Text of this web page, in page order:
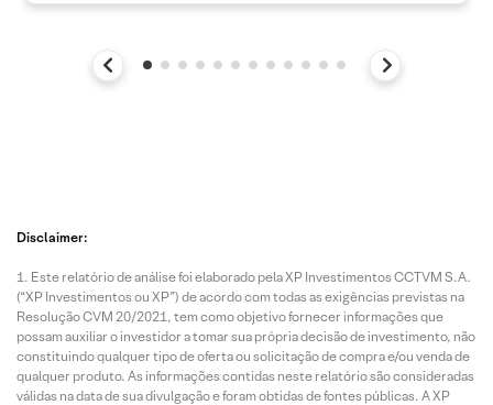
Disclaimer:
Este relatório de análise foi elaborado pela XP Investimentos CCTVM S.A.
(“XP Investimentos ou XP”) de acordo com todas as exigências previstas na
Resolução CVM 20/2021, tem como objetivo fornecer informações que
possam auxiliar o investidor a tomar sua própria decisão de investimento, não
constituindo qualquer tipo de oferta ou solicitação de compra e/ou venda de
qualquer produto. As informações contidas neste relatório são consideradas
válidas na data de sua divulgação e foram obtidas de fontes públicas. A XP